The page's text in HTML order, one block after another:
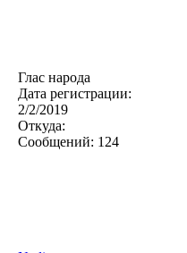
Глас народа
Дата регистрации:
2/2/2019
Откуда:
Сообщений: 124